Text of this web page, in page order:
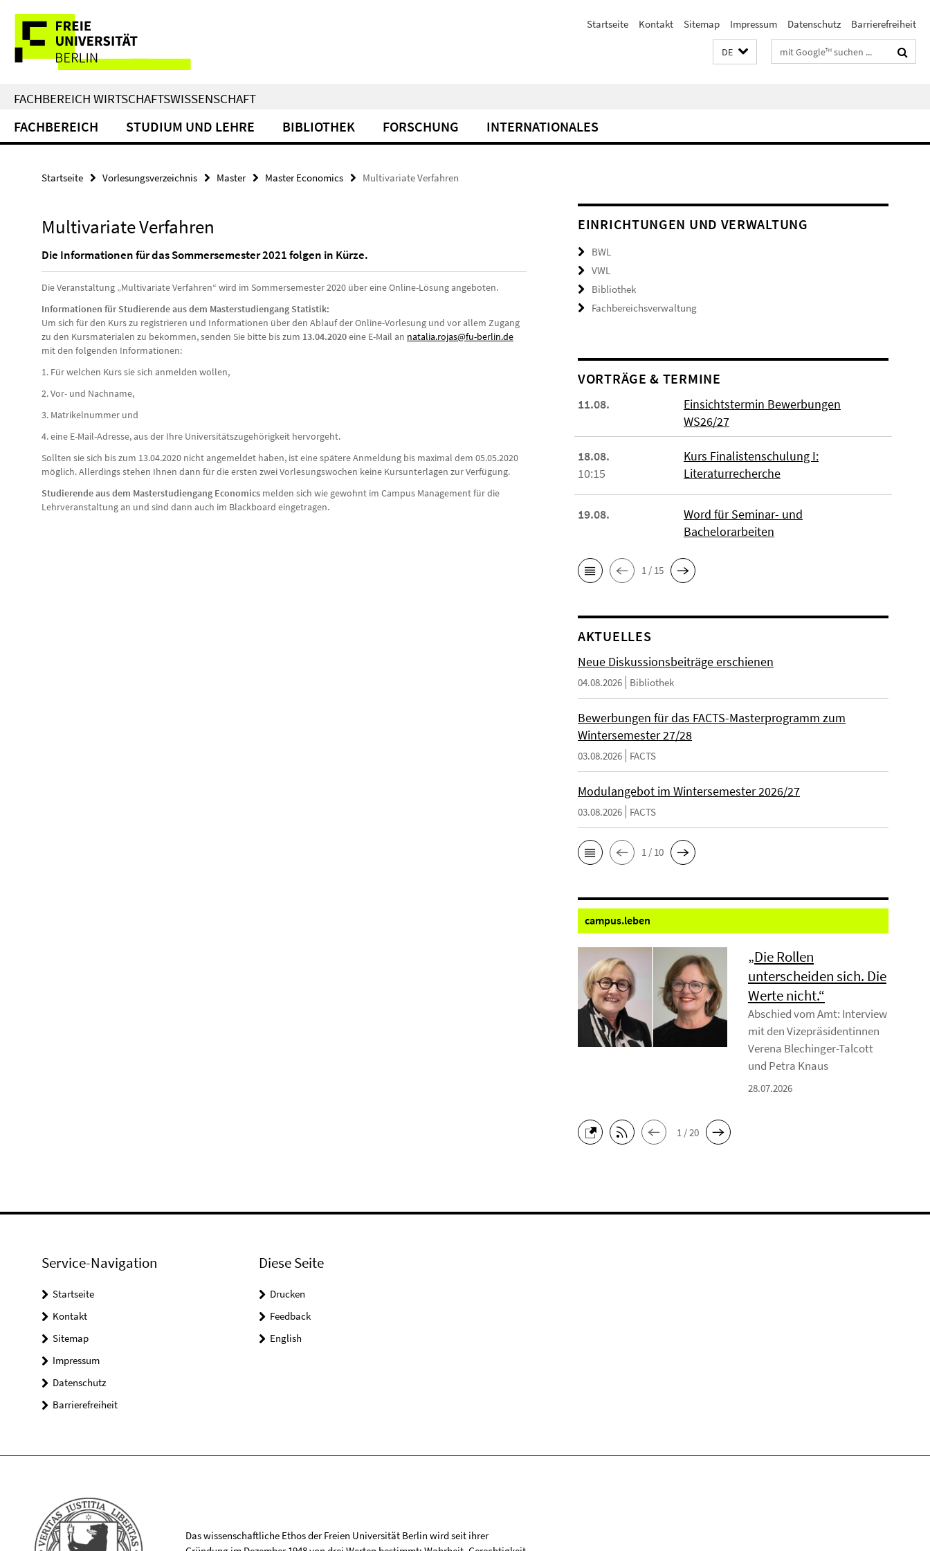
direkt
Inhalt
Service-
Navigation
Startseite Kontakt Sitemap Impressum Datenschutz Barrierefreiheit
DE Suchbegriffe
FACHBEREICH WIRTSCHAFTSWISSENSCHAFT
FACHBEREICH STUDIUM UND LEHRE BIBLIOTHEK FORSCHUNG INTERNATIONALES
Startseite Vorlesungsverzeichnis Master Master Economics Multivariate Verfahren
Multivariate Verfahren
Die Informationen für das Sommersemester 2021 folgen in Kürze.
Die Veranstaltung „Multivariate Verfahren“ wird im Sommersemester 2020 über eine Online-Lösung angeboten.
Informationen für Studierende aus dem Masterstudiengang Statistik:
Um sich für den Kurs zu registrieren und Informationen über den Ablauf der Online-Vorlesung und vor allem Zugang
zu den Kursmaterialen zu bekommen, senden Sie bitte bis zum 13.04.2020eine E-Mail an natalia.rojas@fu-berlin.de
mit den folgenden Informationen:
1. Für welchen Kurs sie sich anmelden wollen,
2. Vor- und Nachname,
3. Matrikelnummer und
4. eine E-Mail-Adresse, aus der Ihre Universitätszugehörigkeit hervorgeht.
Sollten sie sich bis zum 13.04.2020 nicht angemeldet haben, ist eine spätere Anmeldung bis maximal dem 05.05.2020
möglich. Allerdings stehen Ihnen dann für die ersten zwei Vorlesungswochen keine Kursunterlagen zur Verfügung.
Studierende aus dem Masterstudiengang Economics melden sich wie gewohnt im Campus Management für die
Lehrveranstaltung an und sind dann auch im Blackboard eingetragen.
EINRICHTUNGEN UND VERWALTUNG
BWL
VWL
Bibliothek
Fachbereichsverwaltung
VORTRÄGE & TERMINE
11.08.
Einsichtstermin Bewerbungen
WS26/27
18.08.
10:15
Kurs Finalistenschulung I:
Literaturrecherche
19.08.
Word für Seminar- und
Bachelorarbeiten
1 / 15
AKTUELLES
Neue Diskussionsbeiträge erschienen
04.08.2026 Bibliothek
Bewerbungen für das FACTS-Masterprogramm zum
Wintersemester 27/28
03.08.2026 FACTS
Modulangebot im Wintersemester 2026/27
03.08.2026 FACTS
1 / 10
campus.leben
„Die Rollen
unterscheiden sich. Die
Werte nicht.“
Abschied vom Amt: Interview
mit den Vizepräsidentinnen
Verena Blechinger-Talcott
und Petra Knaus
28.07.2026
1 / 20
Service-Navigation
Startseite
Kontakt
Sitemap
Impressum
Datenschutz
Barrierefreiheit
Diese Seite
Drucken
Feedback
English
Das wissenschaftliche Ethos der Freien Universität Berlin wird seit ihrer